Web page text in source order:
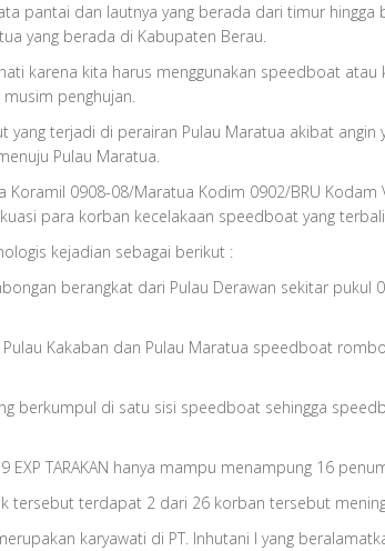
pantai dan lautnya yang berada dari timur
yang berada di Kabupaten Berau.
karena kita harus menggunakan speedboat
penghujan.
terjadi di perairan Pulau Maratua akibat
Pulau Maratua.
0908-08/Maratua Kodim 0902/BRU
para korban kecelakaan speedboat yang
kejadian sebagai berikut :
berangkat dari Pulau Derawan sekitar
Kakaban dan Pulau Maratua speedboat
berkumpul di satu sisi speedboat sehingga
EXP TARAKAN hanya mampu menampung 16
tersebut terdapat 2 dari 26 korban tersebut
karyawati di PT. Inhutani I yang